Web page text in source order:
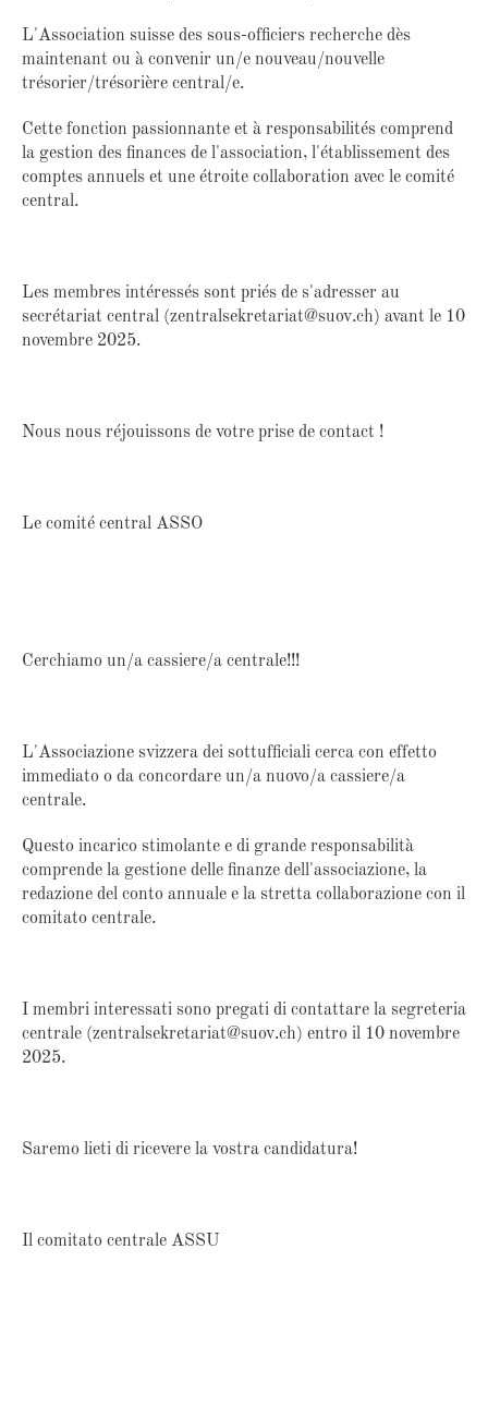
L'Association suisse des sous-officiers recherche dès
maintenant ou à convenir un/e nouveau/nouvelle
trésorier/trésorière central/e.
Cette fonction passionnante et à responsabilités comprend
la gestion des finances de l'association, l'établissement des
comptes annuels et une étroite collaboration avec le comité
central.
Les membres intéressés sont priés de s'adresser au
secrétariat central (zentralsekretariat@suov.ch) avant le 10
novembre 2025.
Nous nous réjouissons de votre prise de contact !
Le comité central ASSO
Cerchiamo un/a cassiere/a centrale!!!
L'Associazione svizzera dei sottufficiali cerca con effetto
immediato o da concordare un/a nuovo/a cassiere/a
centrale.
Questo incarico stimolante e di grande responsabilità
comprende la gestione delle finanze dell'associazione, la
redazione del conto annuale e la stretta collaborazione con il
comitato centrale.
I membri interessati sono pregati di contattare la segreteria
centrale (zentralsekretariat@suov.ch) entro il 10 novembre
2025.
Saremo lieti di ricevere la vostra candidatura!
Il comitato centrale ASSU